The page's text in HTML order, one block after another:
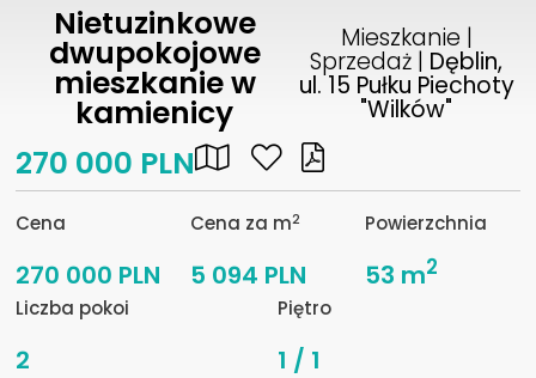
Nietuzinkowe
dwupokojowe
mieszkanie w
kamienicy
Mieszkanie |
Sprzedaż | Dęblin,
ul. 15 Pułku Piechoty
"Wilków"
270 000 PLN
Cena
270 000 PLN
Cena za m2
5 094 PLN
Powierzchnia
53 m2
Liczba pokoi
2
Piętro
1 / 1